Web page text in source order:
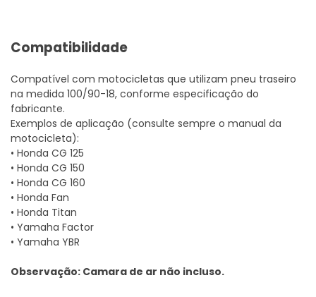
Compatibilidade
Compatível com motocicletas que utilizam pneu traseiro
na medida 100/90-18, conforme especificação do
fabricante.
Exemplos de aplicação (consulte sempre o manual da
motocicleta):
• Honda CG 125
• Honda CG 150
• Honda CG 160
• Honda Fan
• Honda Titan
• Yamaha Factor
• Yamaha YBR
Observação: Camara de ar não incluso.